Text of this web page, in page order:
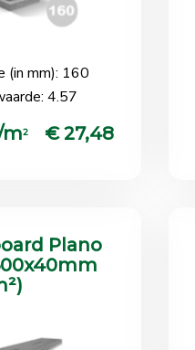
(in mm): 160
4.57
m2 € 27,48
Plano